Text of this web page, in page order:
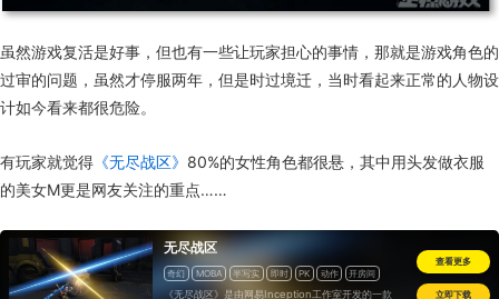
虽然游戏复活是好事，但也有一些让玩家担心的事情，那就是游戏角色的
过审的问题，虽然才停服两年，但是时过境迁，当时看起来正常的人物设
计如今看来都很危险。
有玩家就觉得 《无尽战区》 80%的女性角色都很悬，其中用头发做衣服
的美女M更是网友关注的重点……
无尽战区
奇幻 MOBA 半写实 即时 PK 动作
开房间
竞技
免费
《无尽战区》是由网易Inception工作室开发的一款
查看更多
立即下载